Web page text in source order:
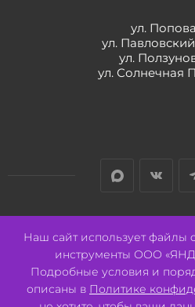
ул.
ул. Павловский
ул.
ул. Солнечная
Разработано:
Наш сайт использует файлы
инструменты ООО
Подробные условия и
описаны в Политике